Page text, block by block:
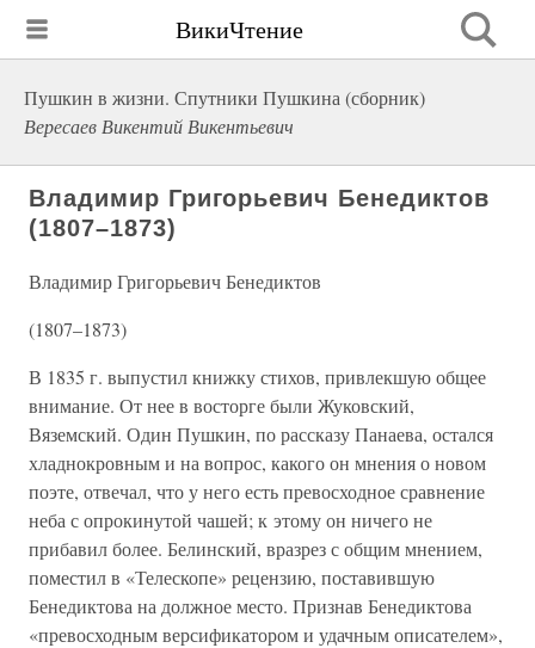
ВикиЧтение
Пушкин в жизни. Спутники Пушкина (сборник)
Вересаев Викентий Викентьевич
Владимир Григорьевич Бенедиктов
(1807–1873)
Владимир Григорьевич Бенедиктов
(1807–1873)
В 1835 г. выпустил книжку стихов, привлекшую общее
внимание. От нее в восторге были Жуковский,
Вяземский. Один Пушкин, по рассказу Панаева, остался
хладнокровным и на вопрос, какого он мнения о новом
поэте, отвечал, что у него есть превосходное сравнение
неба с опрокинутой чашей; к этому он ничего не
прибавил более. Белинский, вразрез с общим мнением,
поместил в «Телескопе» рецензию, поставившую
Бенедиктова на должное место. Признав Бенедиктова
«превосходным версификатором и удачным описателем»,